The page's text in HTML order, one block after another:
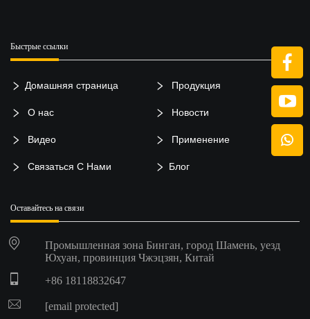
Быстрые ссылки
Домашняя страница Продукция
О нас Новости
Видео Применение
Связаться С Нами Блог
Оставайтесь на связи
Промышленная зона Бинган, город Шамень, уезд
Юхуан, провинция Чжэцзян, Китай
+86 18118832647
[email protected]